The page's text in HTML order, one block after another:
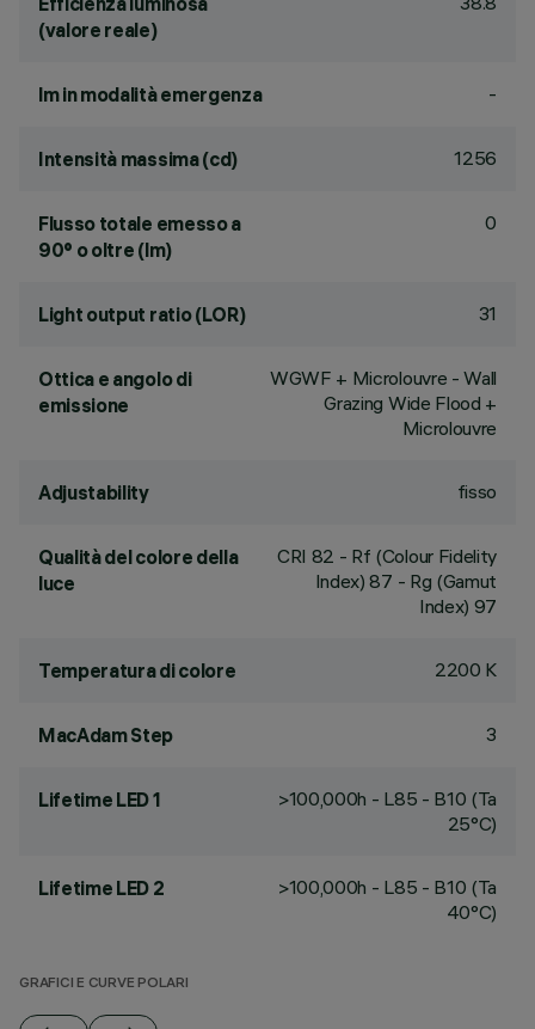
(valore reale)
lm in modalità emergenza -
Intensità massima (cd) 1256
Flusso totale emesso a
90° o oltre (lm)
0
Light output ratio (LOR) 31
Ottica e angolo di
emissione
WGWF + Microlouvre - Wall
Grazing Wide Flood +
Microlouvre
Adjustability fisso
Qualità del colore della
luce
CRI 82 - Rf (Colour Fidelity
Index) 87 - Rg (Gamut
Index) 97
Temperatura di colore 2200 K
MacAdam Step 3
Lifetime LED 1
>100,000h - L85 - B10 (Ta
25°C)
Lifetime LED 2
>100,000h - L85 - B10 (Ta
40°C)
GRAFICI E CURVE POLARI